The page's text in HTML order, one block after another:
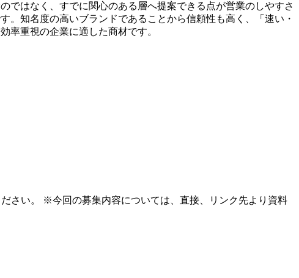
ではなく、すでに関心のある層へ提案できる点が営業のしやすさ
知名度の高いブランドであることから信頼性も高く、「速い・
率重視の企業に適した商材です。
さい。 ※今回の募集内容については、直接、リンク先より資料